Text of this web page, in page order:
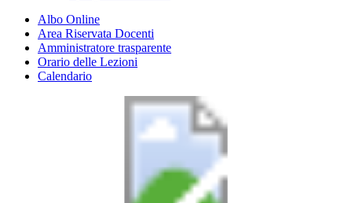
Albo Online
Area Riservata Docenti
Amministratore trasparente
Orario delle Lezioni
Calendario